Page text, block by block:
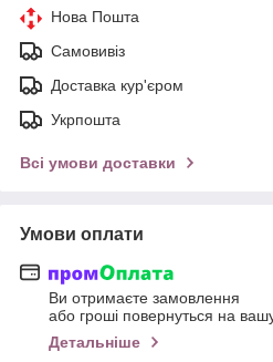
Нова Пошта
Самовивіз
Доставка кур'єром
Укрпошта
Всі умови доставки
Умови оплати
Ви отримаєте замовлення
або гроші повернуться на
Детальніше